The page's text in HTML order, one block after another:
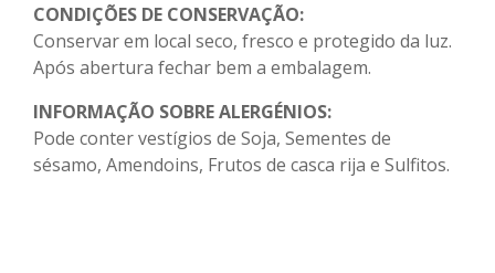
CONDIÇÕES DE CONSERVAÇÃO:
Conservar em local seco, fresco e protegido da luz.
Após abertura fechar bem a embalagem.
INFORMAÇÃO SOBRE ALERGÉNIOS:
Pode conter vestígios de Soja, Sementes de
sésamo, Amendoins, Frutos de casca rija e Sulfitos.